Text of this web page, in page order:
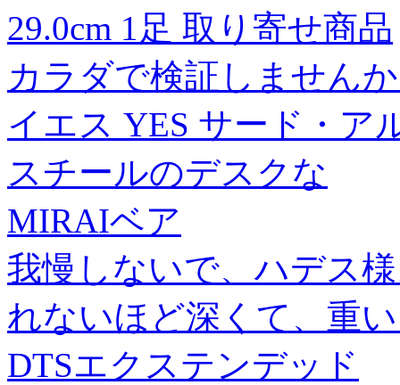
29.0cm 1足 取り寄せ商品
カラダで検証しません
イエス YES サード・ア
スチールのデスクな
MIRAIベア
我慢しないで、ハデス
れないほど深くて、重
DTSエクステンデッド